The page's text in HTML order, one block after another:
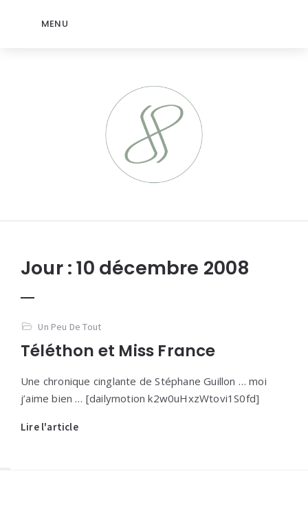
MENU
Jour :10 décembre 2008
Un Peu De Tout
Téléthon et Miss France
Une chronique cinglante de Stéphane Guillon … moi
j’aime bien … [dailymotion k2w0uHxzWtovi1S0fd]
Lire l'article